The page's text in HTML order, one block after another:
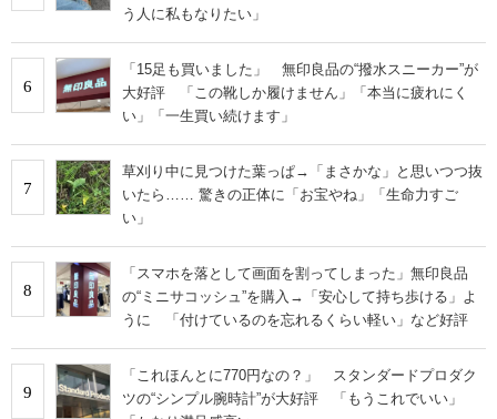
う人に私もなりたい」
6
「15足も買いました」 無印良品の“撥水スニーカー”が
大好評 「この靴しか履けません」「本当に疲れにく
い」「一生買い続けます」
7
草刈り中に見つけた葉っぱ→「まさかな」と思いつつ抜
いたら…… 驚きの正体に「お宝やね」「生命力すご
い」
8
「スマホを落として画面を割ってしまった」無印良品
の“ミニサコッシュ”を購入→「安心して持ち歩ける」よ
うに 「付けているのを忘れるくらい軽い」など好評
9
「これほんとに770円なの？」 スタンダードプロダク
ツの“シンプル腕時計”が大好評 「もうこれでいい」